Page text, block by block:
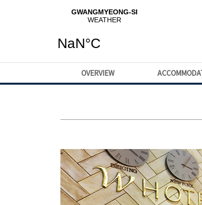
OVERVIEW